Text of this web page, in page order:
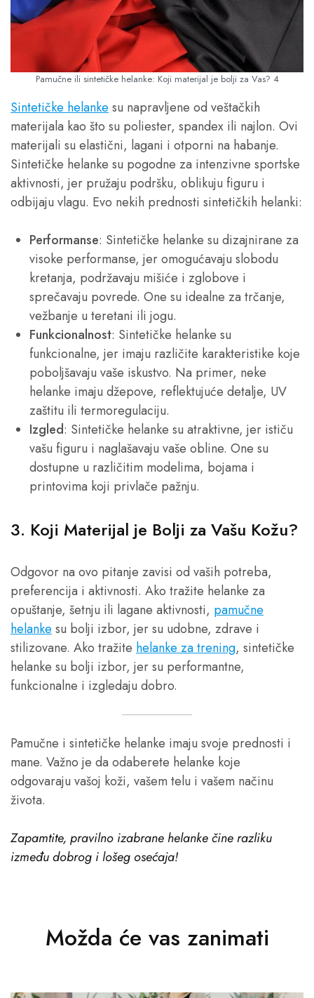
Pamučne ili sintetičke helanke: Koji materijal je bolji za Vas? 4
Sintetičke helanke su napravljene od veštačkih
materijala kao što su poliester, spandex ili najlon. Ovi
materijali su elastični, lagani i otporni na habanje.
Sintetičke helanke su pogodne za intenzivne sportske
aktivnosti, jer pružaju podršku, oblikuju figuru i
odbijaju vlagu. Evo nekih prednosti sintetičkih helanki:
Performanse: Sintetičke helanke su dizajnirane za
visoke performanse, jer omogućavaju slobodu
kretanja, podržavaju mišiće i zglobove i
sprečavaju povrede. One su idealne za trčanje,
vežbanje u teretani ili jogu.
Funkcionalnost: Sintetičke helanke su
funkcionalne, jer imaju različite karakteristike koje
poboljšavaju vaše iskustvo. Na primer, neke
helanke imaju džepove, reflektujuće detalje, UV
zaštitu ili termoregulaciju.
Izgled: Sintetičke helanke su atraktivne, jer ističu
vašu figuru i naglašavaju vaše obline. One su
dostupne u različitim modelima, bojama i
printovima koji privlače pažnju.
3. Koji Materijal je Bolji za Vašu Kožu?
Odgovor na ovo pitanje zavisi od vaših potreba,
preferencija i aktivnosti. Ako tražite helanke za
opuštanje, šetnju ili lagane aktivnosti, pamučne
helanke su bolji izbor, jer su udobne, zdrave i
stilizovane. Ako tražite helanke za trening, sintetičke
helanke su bolji izbor, jer su performantne,
funkcionalne i izgledaju dobro.
Pamučne i sintetičke helanke imaju svoje prednosti i
mane. Važno je da odaberete helanke koje
odgovaraju vašoj koži, vašem telu i vašem načinu
života.
Zapamtite, pravilno izabrane helanke čine razliku
između dobrog i lošeg osećaja!
Možda će vas zanimati